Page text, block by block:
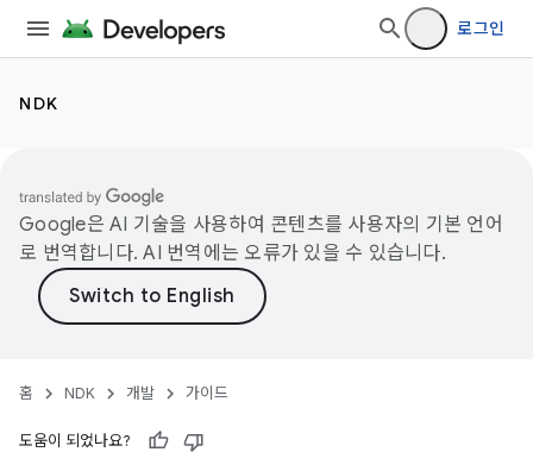
로그인
NDK
Google은 AI 기술을 사용하여 콘텐츠를 사용자의 기본 언어
로 번역합니다. AI 번역에는 오류가 있을 수 있습니다.
홈 NDK 개발 가이드
도움이 되었나요?